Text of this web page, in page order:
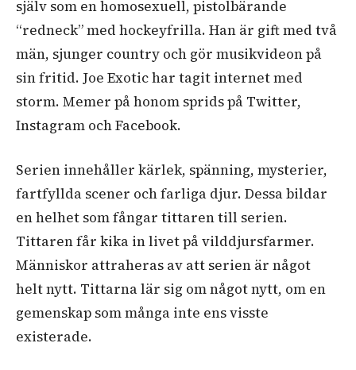
själv som en homosexuell, pistolbärande
“redneck” med hockeyfrilla. Han är gift med två
män, sjunger country och gör musikvideon på
sin fritid. Joe Exotic har tagit internet med
storm. Memer på honom sprids på Twitter,
Instagram och Facebook.
Serien innehåller kärlek, spänning, mysterier,
fartfyllda scener och farliga djur. Dessa bildar
en helhet som fångar tittaren till serien.
Tittaren får kika in livet på vilddjursfarmer.
Människor attraheras av att serien är något
helt nytt. Tittarna lär sig om något nytt, om en
gemenskap som många inte ens visste
existerade.